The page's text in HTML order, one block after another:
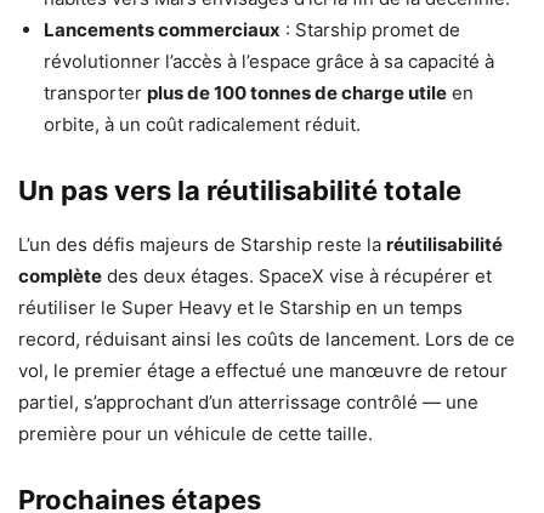
Lancements commerciaux : Starship promet de
révolutionner l’accès à l’espace grâce à sa capacité à
transporter plus de 100 tonnes de charge utile en
orbite, à un coût radicalement réduit.
Un pas vers la réutilisabilité totale
L’un des défis majeurs de Starship reste la réutilisabilité
complète des deux étages. SpaceX vise à récupérer et
réutiliser le Super Heavy et le Starship en un temps
record, réduisant ainsi les coûts de lancement. Lors de ce
vol, le premier étage a effectué une manœuvre de retour
partiel, s’approchant d’un atterrissage contrôlé — une
première pour un véhicule de cette taille.
Prochaines étapes